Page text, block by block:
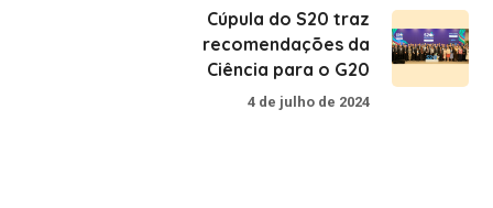
Cúpula do S20 traz
recomendações da
Ciência para o G20
4 de julho de 2024